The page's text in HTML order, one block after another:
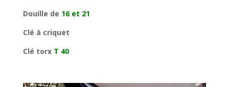
Douille de 16 et 21
Clé à criquet
Clé torx T 40